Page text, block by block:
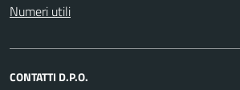
Numeri utili
CONTATTI D.P.O.